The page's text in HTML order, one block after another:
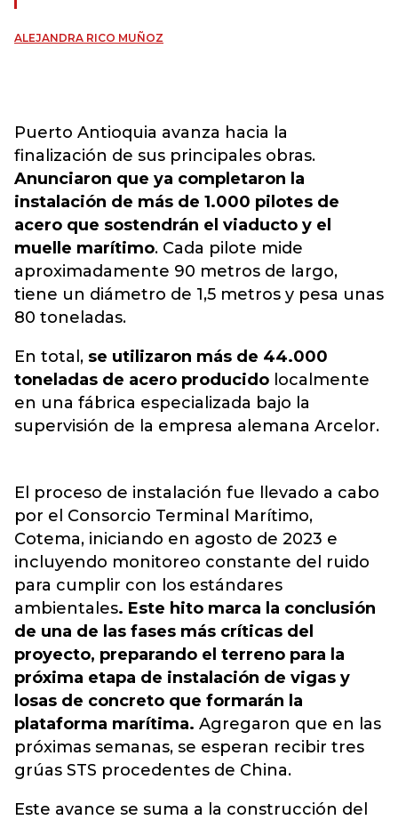
ALEJANDRA RICO MUÑOZ
Puerto Antioquia avanza hacia la
finalización de sus principales obras.
Anunciaron que ya completaron la
instalación de más de 1.000 pilotes de
acero que sostendrán el viaducto y el
muelle marítimo. Cada pilote mide
aproximadamente 90 metros de largo,
tiene un diámetro de 1,5 metros y pesa unas
80 toneladas.
En total, se utilizaron más de 44.000
toneladas de acero producido localmente
en una fábrica especializada bajo la
supervisión de la empresa alemana Arcelor.
El proceso de instalación fue llevado a cabo
por el Consorcio Terminal Marítimo,
Cotema, iniciando en agosto de 2023 e
incluyendo monitoreo constante del ruido
para cumplir con los estándares
ambientales. Este hito marca la conclusión
de una de las fases más críticas del
proyecto, preparando el terreno para la
próxima etapa de instalación de vigas y
losas de concreto que formarán la
plataforma marítima. Agregaron que en las
próximas semanas, se esperan recibir tres
grúas STS procedentes de China.
Este avance se suma a la construcción del